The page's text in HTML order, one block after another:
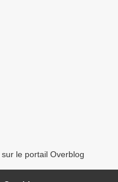
le portail Overblog